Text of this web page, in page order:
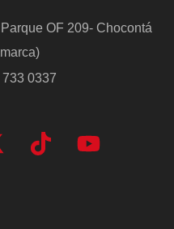
OF 209- Chocontá
0337